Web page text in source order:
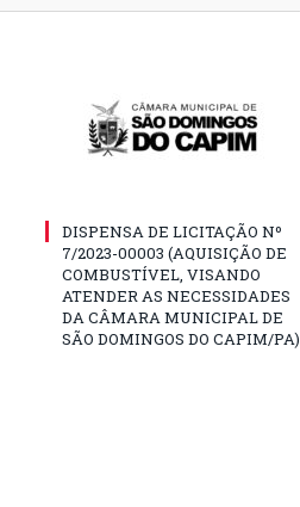
DISPENSA DE LICITAÇÃO Nº
7/2023-00003 (AQUISIÇÃO DE
COMBUSTÍVEL, VISANDO
ATENDER AS NECESSIDADES
DA CÂMARA MUNICIPAL DE
SÃO DOMINGOS DO CAPIM/PA)